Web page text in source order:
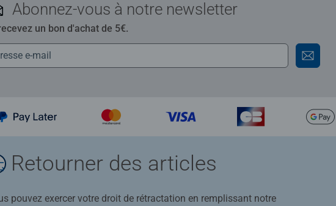
Abonnez-vous à notre newsletter
un bon d'achat de 5€.
Retourner des articles
pouvez exercer votre droit de rétractation en remplissant notre